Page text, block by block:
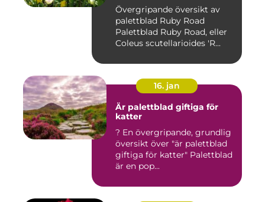
Övergripande översikt av
palettblad Ruby Road
Palettblad Ruby Road, eller
Coleus scutellarioides 'R...
16. jan
Är palettblad giftiga för
katter
? En övergripande, grundlig
översikt över "är palettblad
giftiga för katter" Palettblad
är en pop...